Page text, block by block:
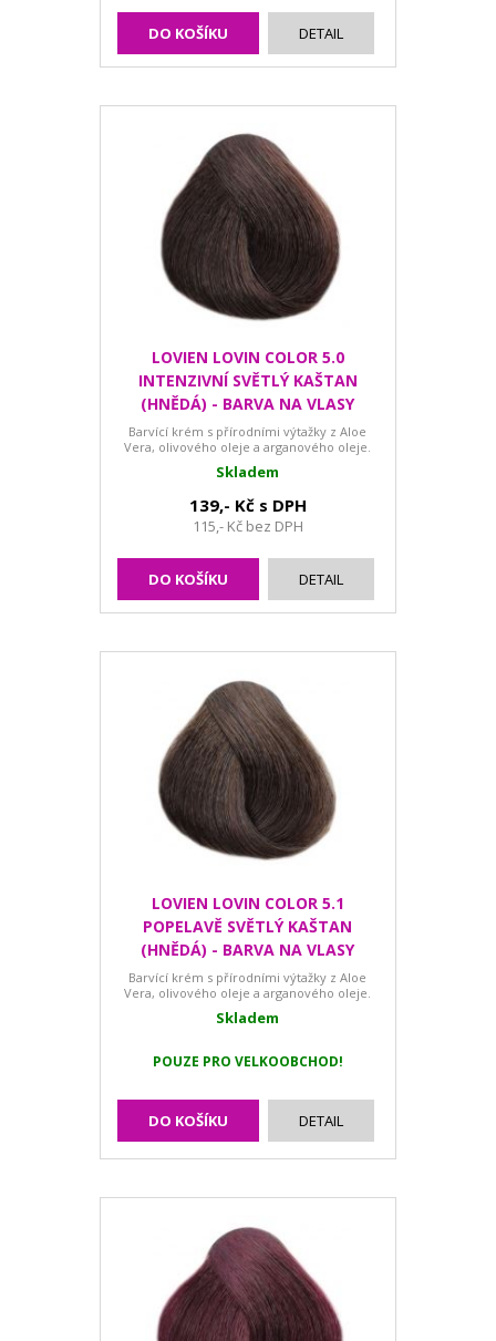
DO KOŠÍKU DETAIL
LOVIEN LOVIN COLOR 5.0
INTENZIVNÍ SVĚTLÝ KAŠTAN
(HNĚDÁ) - BARVA NA VLASY
Barvící krém s přírodními výtažky z Aloe
Vera, olivového oleje a arganového oleje.
Skladem
139,- Kč s DPH
115,- Kč bez DPH
DO KOŠÍKU DETAIL
LOVIEN LOVIN COLOR 5.1
POPELAVĚ SVĚTLÝ KAŠTAN
(HNĚDÁ) - BARVA NA VLASY
Barvící krém s přírodními výtažky z Aloe
Vera, olivového oleje a arganového oleje.
Skladem
POUZE PRO VELKOOBCHOD!
DO KOŠÍKU DETAIL